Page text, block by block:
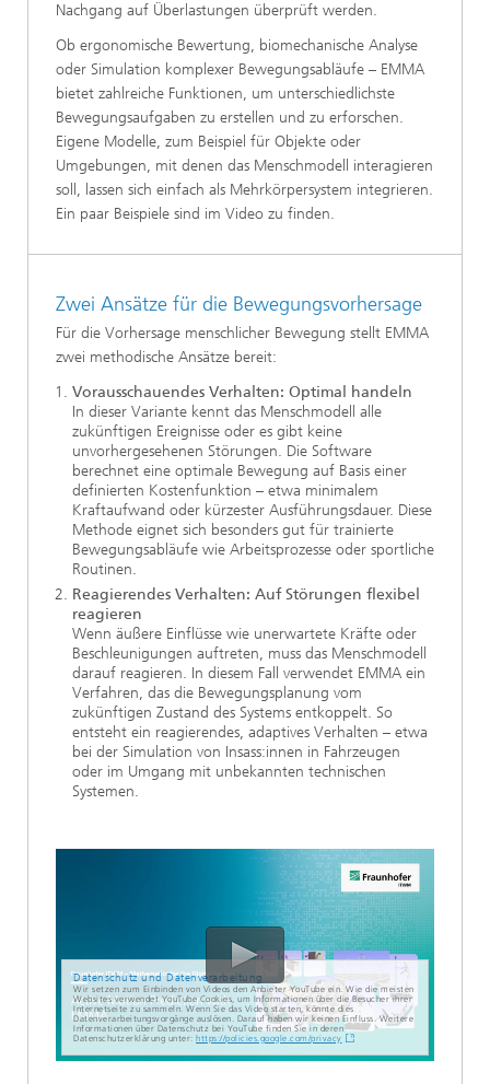
Nachgang auf Überlastungen überprüft werden.
Ob ergonomische Bewertung, biomechanische Analyse
oder Simulation komplexer Bewegungsabläufe – EMMA
bietet zahlreiche Funktionen, um unterschiedlichste
Bewegungsaufgaben zu erstellen und zu erforschen.
Eigene Modelle, zum Beispiel für Objekte oder
Umgebungen, mit denen das Menschmodell interagieren
soll, lassen sich einfach als Mehrkörpersystem integrieren.
Ein paar Beispiele sind im Video zu finden.
Zwei Ansätze für die Bewegungsvorhersage
Für die Vorhersage menschlicher Bewegung stellt EMMA
zwei methodische Ansätze bereit:
Vorausschauendes Verhalten: Optimal handeln
In dieser Variante kennt das Menschmodell alle
zukünftigen Ereignisse oder es gibt keine
unvorhergesehenen Störungen. Die Software
berechnet eine optimale Bewegung auf Basis einer
definierten Kostenfunktion – etwa minimalem
Kraftaufwand oder kürzester Ausführungsdauer. Diese
Methode eignet sich besonders gut für trainierte
Bewegungsabläufe wie Arbeitsprozesse oder sportliche
Routinen.
Reagierendes Verhalten: Auf Störungen flexibel
reagieren
Wenn äußere Einflüsse wie unerwartete Kräfte oder
Beschleunigungen auftreten, muss das Menschmodell
darauf reagieren. In diesem Fall verwendet EMMA ein
Verfahren, das die Bewegungsplanung vom
zukünftigen Zustand des Systems entkoppelt. So
entsteht ein reagierendes, adaptives Verhalten – etwa
bei der Simulation von Insass:innen in Fahrzeugen
oder im Umgang mit unbekannten technischen
Systemen.
Datenschutz und Datenverarbeitung
Wir setzen zum Einbinden von Videos den Anbieter YouTube ein. Wie die meisten
Websites verwendet YouTube Cookies, um Informationen über die Besucher ihrer
Internetseite zu sammeln. Wenn Sie das Video starten, könnte dies
Datenverarbeitungsvorgänge auslösen. Darauf haben wir keinen Einfluss. Weitere
Informationen über Datenschutz bei YouTube finden Sie in deren
Datenschutzerklärung unter: https://policies.google.com/privacy